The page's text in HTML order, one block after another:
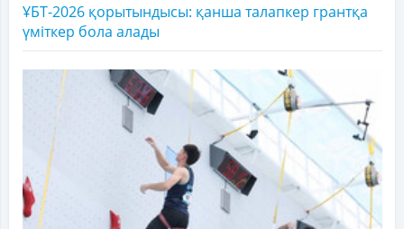
ҰБТ-2026 қорытындысы: қанша талапкер грантқа
үміткер бола алады